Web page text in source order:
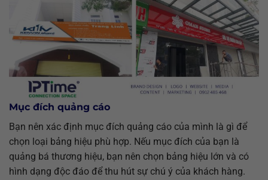
Mục đích quảng cáo
Bạn nên xác định mục đích quảng cáo của mình là gì để
chọn loại bảng hiệu phù hợp. Nếu mục đích của bạn là
quảng bá thương hiệu, bạn nên chọn bảng hiệu lớn và có
hình dạng độc đáo để thu hút sự chú ý của khách hàng.